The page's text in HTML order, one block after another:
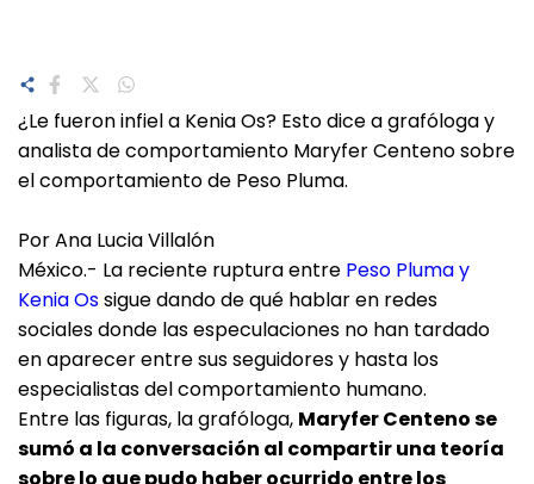
¿Le fueron infiel a Kenia Os? Esto dice a grafóloga y
analista de comportamiento Maryfer Centeno sobre
el comportamiento de Peso Pluma.
Por Ana Lucia Villalón
México.- La reciente ruptura entre Peso Pluma y
Kenia Ossigue dando de qué hablar en redes
sociales donde las especulaciones no han tardado
en aparecer entre sus seguidores y hasta los
especialistas del comportamiento humano.
Entre las figuras, la grafóloga, Maryfer Centeno se
sumó a la conversación al compartir una teoría